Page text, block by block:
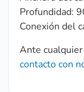
Profundidad:
Conexión del
Ante
contacto con